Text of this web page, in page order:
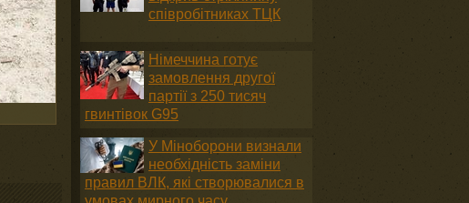
співробітниках ТЦК
Німеччина готує
замовлення другої
партії з 250 тисяч
гвинтівок G95
У Міноборони визнали
необхідність заміни
правил ВЛК, які створювалися в